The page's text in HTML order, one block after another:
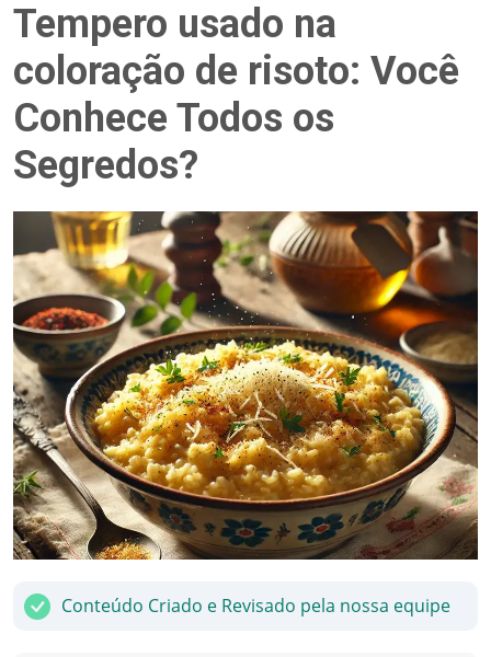
Tempero usado na
coloração de risoto: Você
Conhece Todos os
Segredos?
Conteúdo Criado e Revisado pela nossa equipe